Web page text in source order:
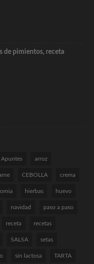
de pimientos, receta
Apuntes arroz
CEBOLLA crema
hierbas huevo
navidad paso a paso
receta recetas
SALSA setas
sin lactosa TARTA